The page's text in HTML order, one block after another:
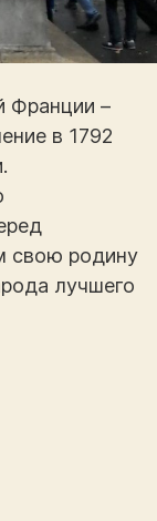
Франции –
в 1792
свою родину
лучшего